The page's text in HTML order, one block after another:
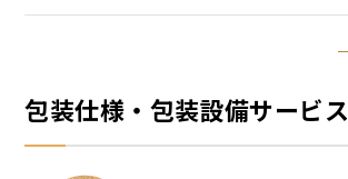
包装仕様・包装設備サービス